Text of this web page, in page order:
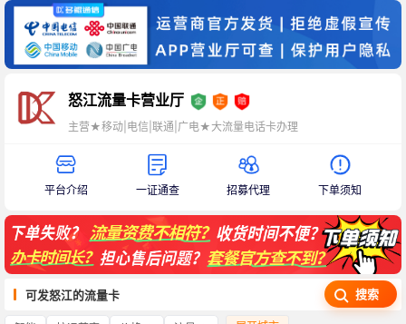
怒江流量卡营业厅
主营★移动|电信|联通|广电★大流量电话卡办理
平台介绍 一证通查 招募代理 下单须知
可发怒江的流量卡 搜索